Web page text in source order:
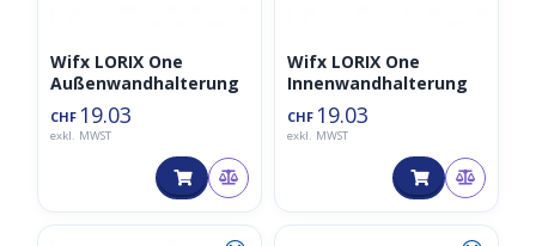
Wifx LORIX One
Außenwandhalterung
CHF 19.03
exkl. MWST
Wifx LORIX One
Innenwandhalterung
CHF 19.03
exkl. MWST